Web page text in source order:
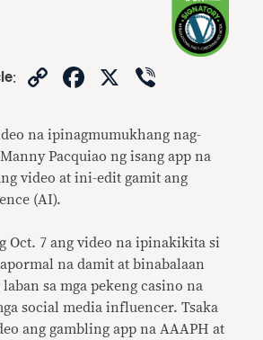
: CopyFacebook
X
na ipinagmumukhang nag-
Pacquiao ng isang app na
video at ini-edit gamit ang
(AI).
Oct. 7 ang video na ipinakikita si
na damit at binabalaan
sa mga pekeng casino na
social media influencer. Tsaka
ang gambling app na AAAPH at